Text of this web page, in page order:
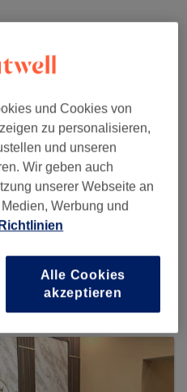
über
Sie das
finden. Dort warten
auf Ihren Besuch.
in deiner Nähe
finden
und Cookies von
zu personalisieren,
und unseren
Wir geben auch
unserer Webseite an
Werbung und
Alle Cookies
akzeptieren